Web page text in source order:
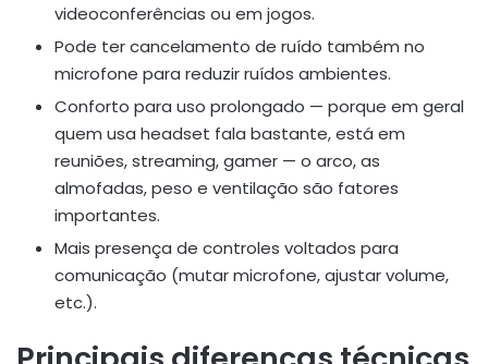
videoconferências ou em jogos.
Pode ter cancelamento de ruído também no
microfone para reduzir ruídos ambientes.
Conforto para uso prolongado — porque em geral
quem usa headset fala bastante, está em
reuniões, streaming, gamer — o arco, as
almofadas, peso e ventilação são fatores
importantes.
Mais presença de controles voltados para
comunicação (mutar microfone, ajustar volume,
etc.).